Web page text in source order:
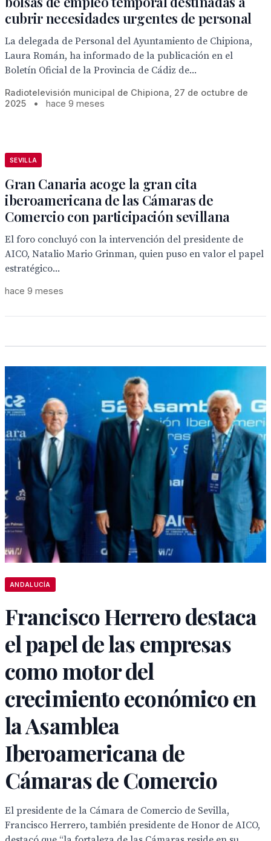
cubrir necesidades urgentes de personal
La delegada de Personal del Ayuntamiento de Chipiona,
Laura Román, ha informado de la publicación en el
Boletín Oficial de la Provincia de Cádiz de...
Radiotelevisión municipal de Chipiona, 27 de octubre de
2025
• hace 9 meses
SEVILLA
Gran Canaria acoge la gran cita
iberoamericana de las Cámaras de
Comercio con participación sevillana
El foro concluyó con la intervención del presidente de
AICO, Natalio Mario Grinman, quien puso en valor el papel
estratégico...
hace 9 meses
ANDALUCÍA
Francisco Herrero destaca
el papel de las empresas
como motor del
crecimiento económico en
la Asamblea
Iberoamericana de
Cámaras de Comercio
El presidente de la Cámara de Comercio de Sevilla,
Francisco Herrero, también presidente de Honor de AICO,